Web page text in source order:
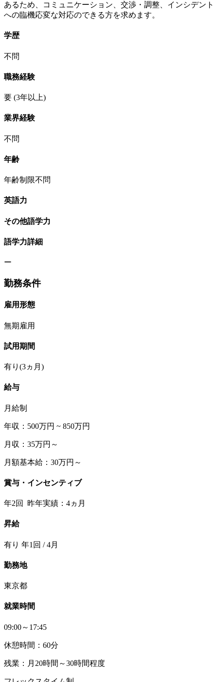
あるため、コミュニケーション、交渉・調整、インシデント
への臨機応変な対応のできる方を求めます。
学歴
不問
職務経験
要 (3年以上)
業界経験
不問
年齢
年齢制限不問
英語力
その他語学力
語学力詳細
ー
勤務条件
雇用形態
無期雇用
試用期間
有り(3ヵ月)
給与
月給制
年収：500万円 ~ 850万円
月収：35万円～
月額基本給：30万円～
賞与・インセンティブ
年2回 昨年実績：4ヵ月
昇給
有り 年1回 / 4月
勤務地
東京都
就業時間
09:00～17:45
休憩時間：60分
残業：月20時間～30時間程度